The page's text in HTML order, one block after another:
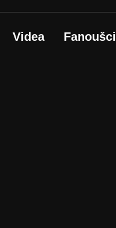
Videa Fanoušci